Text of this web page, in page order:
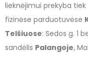
lieknėjimui prekyba
fizinėse parduotuvėse
Telšiuose: Sedos g. 1
sandėlis Palangoje,